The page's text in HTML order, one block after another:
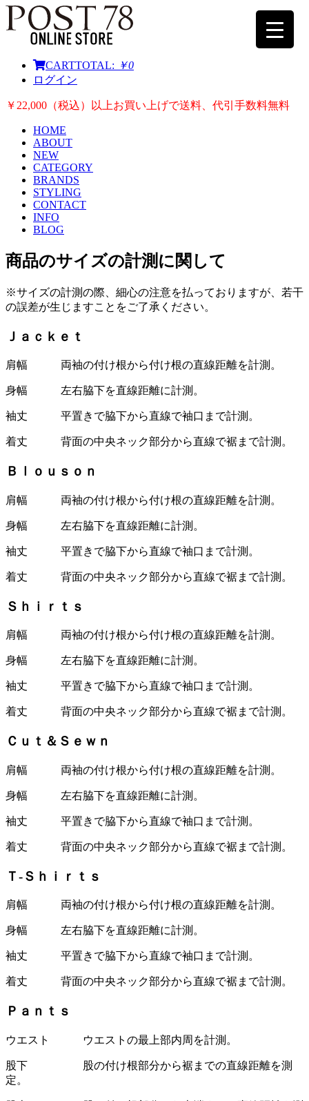
CARTTOTAL: ￥0
ログイン
￥22,000（税込）以上お買い上げで送料、代引手数料無料
HOME
ABOUT
NEW
CATEGORY
BRANDS
STYLING
CONTACT
INFO
BLOG
商品のサイズの計測に関して
※サイズの計測の際、細心の注意を払っておりますが、若干
の誤差が生じますことをご了承ください。
Ｊａｃｋｅｔ
肩幅 両袖の付け根から付け根の直線距離を計測。
身幅 左右脇下を直線距離に計測。
袖丈 平置きで脇下から直線で袖口まで計測。
着丈 背面の中央ネック部分から直線で裾まで計測。
Ｂｌｏｕｓｏｎ
肩幅 両袖の付け根から付け根の直線距離を計測。
身幅 左右脇下を直線距離に計測。
袖丈 平置きで脇下から直線で袖口まで計測。
着丈 背面の中央ネック部分から直線で裾まで計測。
Ｓｈｉｒｔｓ
肩幅 両袖の付け根から付け根の直線距離を計測。
身幅 左右脇下を直線距離に計測。
袖丈 平置きで脇下から直線で袖口まで計測。
着丈 背面の中央ネック部分から直線で裾まで計測。
Ｃｕｔ＆Ｓｅｗｎ
肩幅 両袖の付け根から付け根の直線距離を計測。
身幅 左右脇下を直線距離に計測。
袖丈 平置きで脇下から直線で袖口まで計測。
着丈 背面の中央ネック部分から直線で裾まで計測。
Ｔ-Ｓｈｉｒｔｓ
肩幅 両袖の付け根から付け根の直線距離を計測。
身幅 左右脇下を直線距離に計測。
袖丈 平置きで脇下から直線で袖口まで計測。
着丈 背面の中央ネック部分から直線で裾まで計測。
Ｐａｎｔｓ
ウエスト ウエストの最上部内周を計測。
股下 股の付け根部分から裾までの直線距離を測
定。